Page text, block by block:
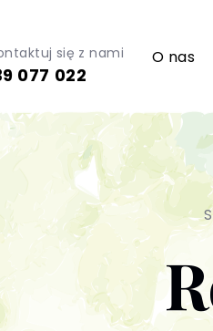
się z nami
077 022
O nas
Grupy